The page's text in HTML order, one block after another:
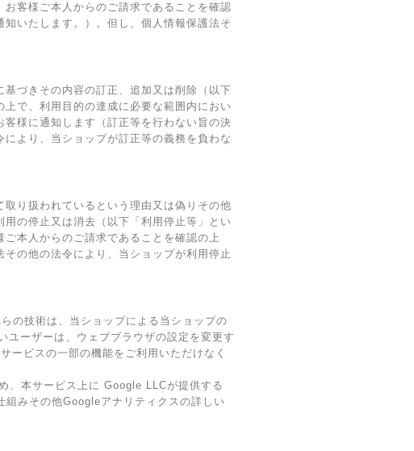
客様ご本人からのご請求であることを確認
いたします。）。但し、個人情報保護法そ
づきその内容の訂正、追加又は削除（以下
で、利用目的の達成に必要な範囲内におい
様に通知します（訂正等を行わない旨の決
より、当ショップが訂正等の義務を負わな
り扱われているという理由又は偽りその他
の停止又は消去（以下「利用停止等」とい
本人からのご請求であることを確認の上
の他の法令により、当ショップが利用停止
の技術は、当ショップによる当ショップの
ーザーは、ウェブブラウザの設定を変更す
ービスの一部の機能をご利用いただけなく
、本サービス上に Google LLCが提供する
みその他Googleアナリティクスの詳しい